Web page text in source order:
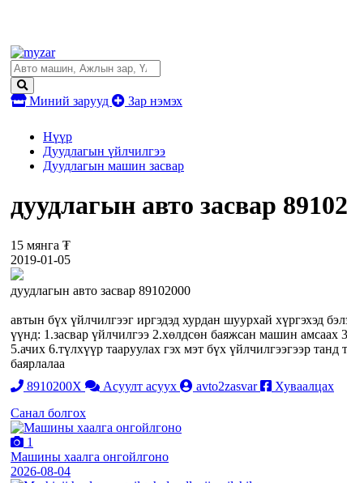
Миний зарууд Зар нэмэх
Нүүр
Дуудлагын үйлчилгээ
Дуудлагын машин засвар
дуудлагын авто засвар
15 мянга ₮
2019-01-05
дуудлагын авто засвар 89102000
автын бүх үйлчилгээг иргэдэд хурдан шуурхай хүргэхэд
үүнд: 1.засвар үйлчилгээ 2.хөлдсөн баяжсан машин амсаах
5.ачих 6.түлхүүр тааруулах гэх мэт бүх үйлчилгээгээр танд
баярлалаа
8910200X
Асуулт асуух avto2zasvar
Хуваалцах
Санал болгох
1
Машины хаалга онгойлгоно
2026-08-04